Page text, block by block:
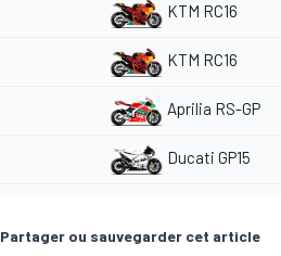
KTM RC16
KTM RC16
Aprilia RS-GP
Ducati GP15
Partager ou sauvegarder cet article